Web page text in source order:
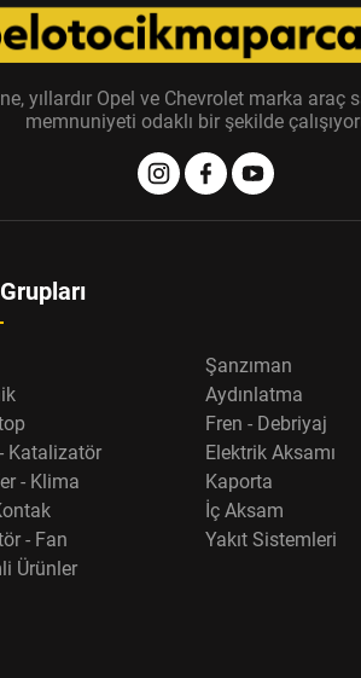
yıllardır Opel ve Chevrolet marka
memnuniyeti odaklı bir şekilde
Şanzıman
Aydınlatma
Fren - Debriyaj
Katalizatör
Elektrik Aksamı
- Klima
Kaporta
İç Aksam
- Fan
Yakıt Sistemleri
Ürünler